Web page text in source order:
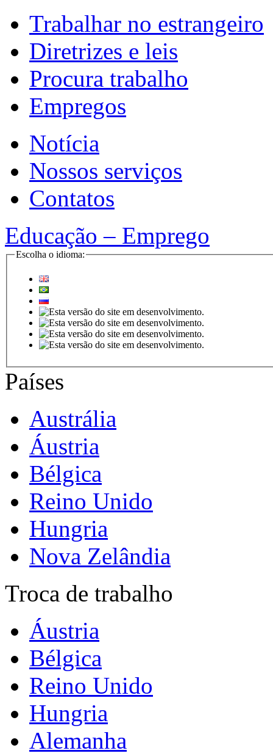
Trabalhar no estrangeiro
Diretrizes e leis
Procura trabalho
Empregos
Notícia
Nossos serviços
Contatos
Educação – Emprego
Escolha o idioma:
Países
Austrália
Áustria
Bélgica
Reino Unido
Hungria
Nova Zelândia
Troca de trabalho
Áustria
Bélgica
Reino Unido
Hungria
Alemanha